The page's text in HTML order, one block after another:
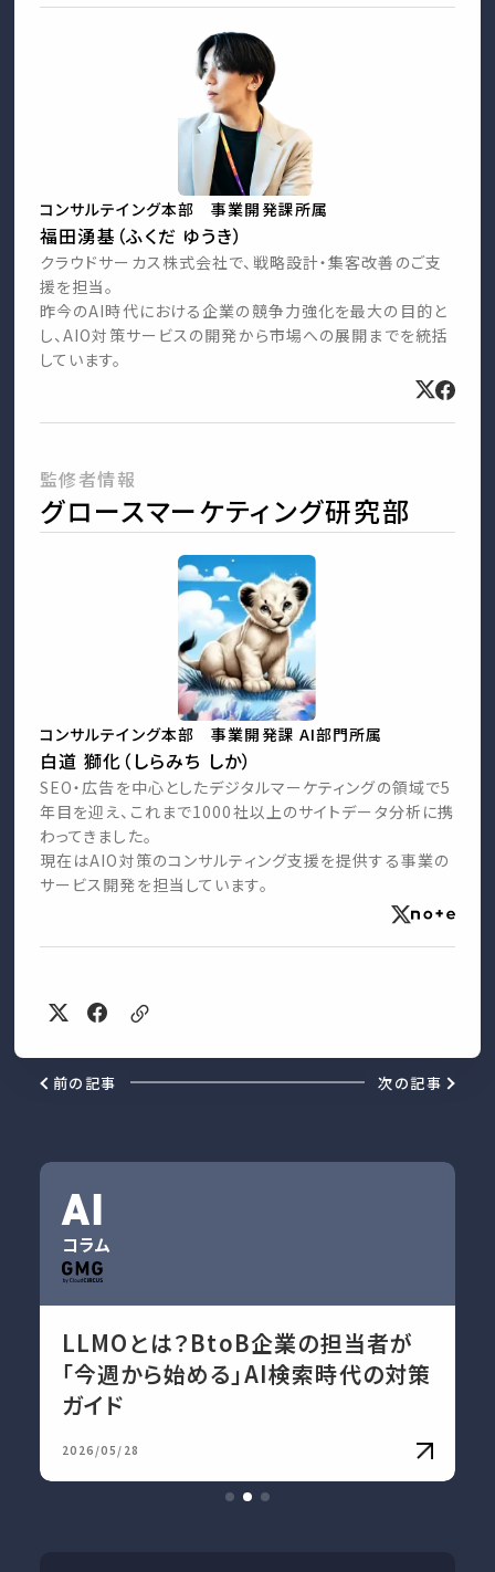
コンサルテイング本部 事業開発課所属
福田湧基（ふくだ ゆうき）
クラウドサーカス株式会社で、戦略設計・集客改善のご支
援を担当。
昨今のAI時代における企業の競争力強化を最大の目的と
し、AIO対策サービスの開発から市場への展開までを統括
しています。
監修者情報
グロースマーケティング研究部
コンサルテイング本部 事業開発課 AI部門所属
白道 獅化（しらみち しか）
SEO・広告を中心としたデジタルマーケティングの領域で5
年目を迎え、これまで1000社以上のサイトデータ分析に携
わってきました。
現在はAIO対策のコンサルティング支援を提供する事業の
サービス開発を担当しています。
前の記事 次の記事
AI
コラム
LLMOとは？BtoB企業の担当者が
「今週から始める」AI検索時代の対策
ガイド
2026/05/28